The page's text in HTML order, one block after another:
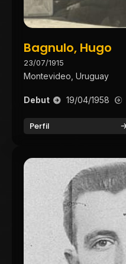
Bagnulo, Hugo
23/07/1915
Montevideo, Uruguay
Debut 19/04/1958
Perfil